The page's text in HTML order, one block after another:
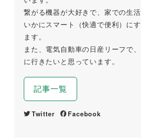
繋がる機器が大好きで、家での生
いかにスマート（快適で便利）に
ます。
また、電気自動車の日産リーフで
に行きたいと思っています。
記事一覧
Twitter Facebook